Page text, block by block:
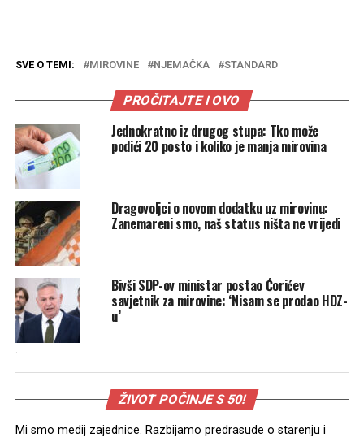
SVE O TEMI: MIROVINE NJEMAČKA STANDARD
PROČITAJTE I OVO
Jednokratno iz drugog stupa: Tko može
podići 20 posto i koliko je manja mirovina
Dragovoljci o novom dodatku uz mirovinu:
Zanemareni smo, naš status ništa ne vrijedi
Bivši SDP-ov ministar postao Ćorićev
savjetnik za mirovine: ‘Nisam se prodao HDZ-
u’
.
ŽIVOT POČINJE S 50!
Mi smo medij zajednice. Razbijamo predrasude o starenju i